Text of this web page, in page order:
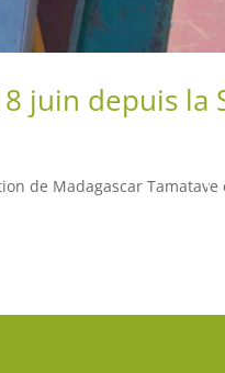
juin depuis la
de Madagascar Tamatave